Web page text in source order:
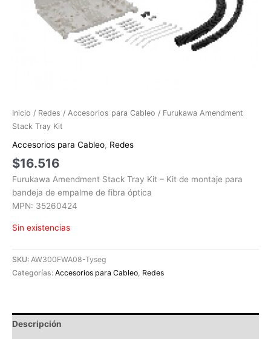
Inicio / Redes / Accesorios para Cableo / Furukawa Amendment
Stack Tray Kit
Accesorios para Cableo, Redes
$16.516
Furukawa Amendment Stack Tray Kit – Kit de montaje para
bandeja de empalme de fibra óptica
MPN: 35260424
Sin existencias
SKU: AW300FWA08-Tyseg
Categorías: Accesorios para Cableo, Redes
Descripción